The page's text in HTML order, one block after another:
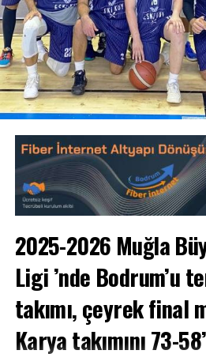
Asi Tayfa Galatasaraylıları
BIR ÖNCEKI
Bodrum FK ve Galatasaray:
Büyük Heyecan…
siyaset ve iş dünyası temsilcileri
önde gelen isimleri katıldı.
Ezgi Başıtek’in
yaptığı gece, Sportre Dergisi
Abdulkadir Sevindik’in
2025-2026 Muğla
Ligi’nde Bodrum’u
takımı, çeyrek final
Karya takımını 73-